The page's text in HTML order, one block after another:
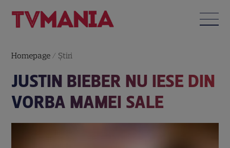
Homepage / Știri
JUSTIN BIEBER NU IESE DIN
VORBA MAMEI SALE